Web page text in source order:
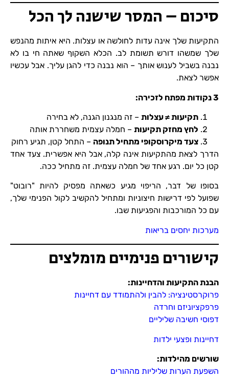
סיכום – המסר שישנה לך הכל
התקיעות שלך אינה עדות לחולשה או עצלות. היא איתות מהנפש
שלך שמשהו דורש תשומת לב. הכלא השקוף שאתה חי בו לא
נבנה בשביל לענוש אותך – הוא נבנה כדי להגן עליך. אבל עכשיו
אפשר לצאת.
3נקודות מפתח לזכירה:
תקיעות ≠ עצלות – זה מנגנון הגנה, לא בחירה
לחץ מחזק תקיעות – חמלה עצמית משחררת אותה
צעד מיקרוסקופי מתחיל תנופה – התחל קטן, תגיע רחוק
הדרך לצאת מהתקיעות אינה קלה, אבל היא אפשרית. צעד אחד
קטן כל יום. רגע אחד של חמלה עצמית. זה מתחיל ככה.
בסופו של דבר, הריפוי מגיע כשאתה מפסיק להיות "רובוט"
שפועל לפי דרישות חיצוניות ומתחיל להקשיב לקול הפנימי שלך,
עם כל המורכבות והפגיעות שבו.
מערכות יחסים בריאות
קישורים פנימיים מומלצים
הבנת התקיעות והדחיינות:
פרוקרסטינציה: להבין ולהתמודד עם דחיינות
פרפקציוניזם וחרדה
דפוסי חשיבה שליליים
דחיינות ופצעי ילדות
שורשים מהילדות:
השפעת הערות שליליות מההורים